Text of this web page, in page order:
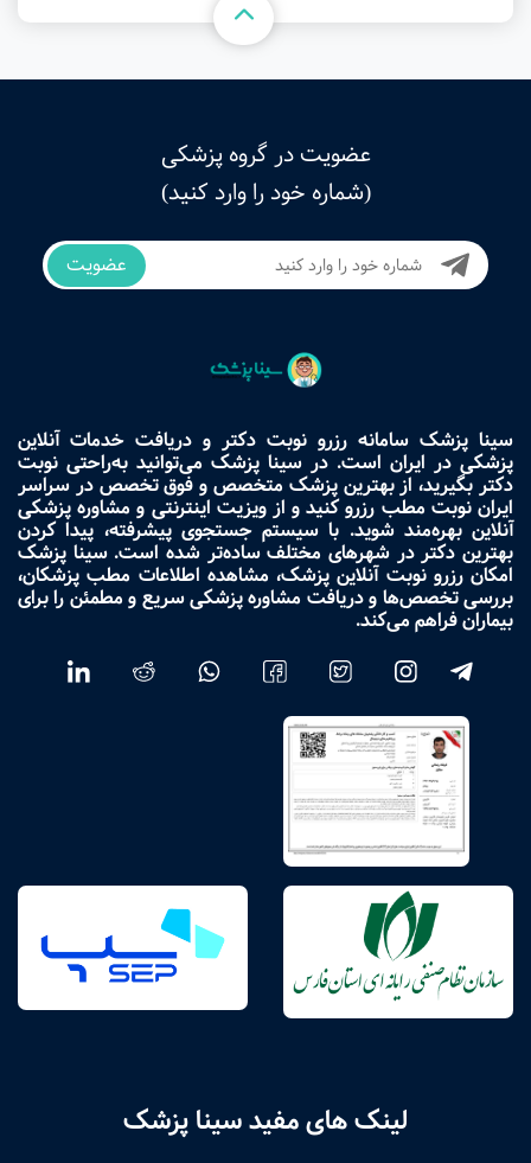
عضویت در گروه پزشکی
(شماره خود را وارد کنید)
عضویت
سینا پزشک سامانه رزرو نوبت دکتر و دریافت خدمات آنلاین
پزشکی در ایران است. در سینا پزشک می‌توانید به‌راحتی نوبت
دکتر بگیرید، از بهترین پزشک متخصص و فوق تخصص در سراسر
ایران نوبت مطب رزرو کنید و از ویزیت اینترنتی و مشاوره پزشکی
آنلاین بهره‌مند شوید. با سیستم جستجوی پیشرفته، پیدا کردن
بهترین دکتر در شهرهای مختلف ساده‌تر شده است. سینا پزشک
امکان رزرو نوبت آنلاین پزشک، مشاهده اطلاعات مطب پزشکان،
بررسی تخصص‌ها و دریافت مشاوره پزشکی سریع و مطمئن را برای
بیماران فراهم می‌کند.
لینک های مفید سینا پزشک